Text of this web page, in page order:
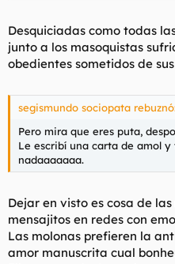
Desquiciadas como todas
junto a los masoquistas
obedientes sometidos de
segismundo sociopata
Pero mira que eres puta,
Le escribí una carta de amol
nadaaaaaaa.
Dejar en visto es cosa de
mensajitos en redes con
Las molonas prefieren la
amor manuscrita cual